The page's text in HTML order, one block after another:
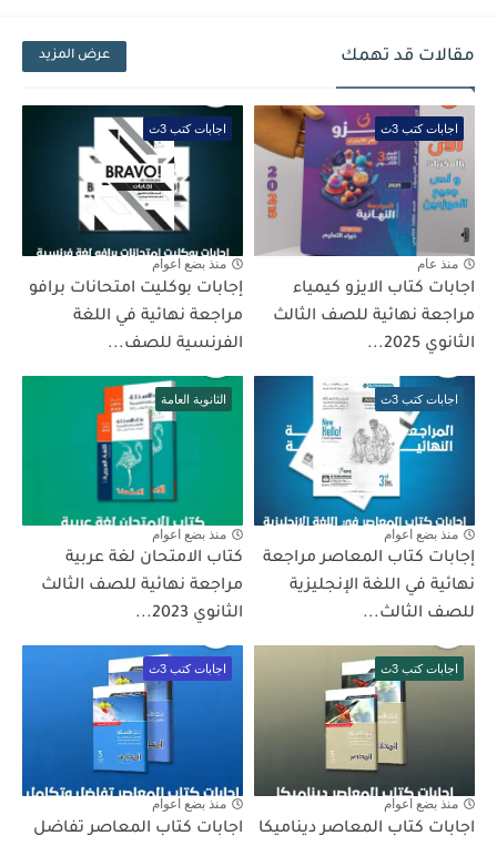
مقالات قد تهمك عرض المزيد
اجابات كتب 3ث
منذ عام
اجابات كتاب الايزو كيمياء
مراجعة نهائية للصف الثالث
الثانوي 2025...
اجابات كتب 3ث
منذ بضع اعوام
إجابات بوكليت امتحانات برافو
مراجعة نهائية في اللغة
الفرنسية للصف...
اجابات كتب 3ث
منذ بضع اعوام
إجابات كتاب المعاصر مراجعة
نهائية في اللغة الإنجليزية
للصف الثالث...
الثانوية العامة
منذ بضع اعوام
كتاب الامتحان لغة عربية
مراجعة نهائية للصف الثالث
الثانوي 2023...
اجابات كتب 3ث
منذ بضع اعوام
اجابات كتاب المعاصر ديناميكا
اجابات كتب 3ث
منذ بضع اعوام
اجابات كتاب المعاصر تفاضل